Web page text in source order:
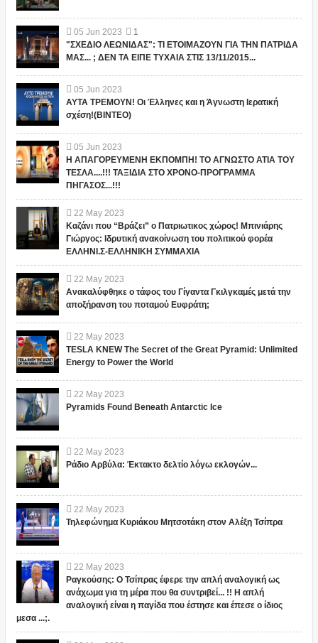
05 Jun 2023
1
"ΣΧΕΔΙΟ ΛΕΩΝΙΔΑΣ": ΤΙ ΕΤΟΙΜΑΖΟΥΝ ΓΙΑ ΤΗΝ ΠΑΤΡΙΔΑ
ΜΑΣ... ; ΔΕΝ ΤΑ ΕΙΠΕ ΤΥΧΑΙΑ ΣΤΙΣ 13/11/2015...
05 Jun 2023
ΑΥΤΑ ΤΡΕΜΟΥΝ! Οι Έλληνες και η Άγνωστη Ιερατική
σχέση!(ΒΙΝΤΕΟ)
05 Jun 2023
Η ΑΠΑΓΟΡΕΥΜΕΝΗ ΕΚΠΟΜΠΗ! ΤΟ ΑΓΝΩΣΤΟ ΑΤΙΑ ΤΟΥ
ΤΕΣΛΑ....!!! ΤΑΞΙΔΙΑ ΣΤΟ ΧΡΟΝΟ-ΠΡΟΓΡΑΜΜΑ
ΠΗΓΑΣΟΣ...!!!
22 May 2023
Καζάνι που “Βράζει” ο Πατριωτικος χώρος! Μπινιάρης
Γιώργος: Ιδρυτική ανακοίνωση του πολιτικού φορέα
ΕΛΛΗΝΙ.Σ-ΕΛΛΗΝΙΚΗ ΣΥΜΜΑΧΙΑ
22 May 2023
Ανακαλύφθηκε ο τάφος του Γίγαντα Γκιλγκαμές μετά την
αποξήρανση του ποταμού Ευφράτη;
22 May 2023
TESLA KNEW The Secret of the Great Pyramid: Unlimited
Energy to Power the World
22 May 2023
Pyramids Found Beneath Antarctic Ice
22 May 2023
Ράδιο Αρβύλα: Έκτακτο δελτίο λόγω εκλογών...
22 May 2023
Τηλεφώνημα Κυριάκου Μητσοτάκη στον Αλέξη Τσίπρα
22 May 2023
Ραγκούσης: Ο Τσίπρας έφερε την απλή αναλογική ως
ανάχωμα για τη μέρα που θα συντριβεί... !! Η απλή
αναλογική είναι η παγίδα που έστησε και έπεσε ο ίδιος
μεσα ...;.